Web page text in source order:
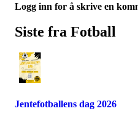
Logg inn for å skrive en
Siste fra Fotball
Jentefotballens dag 2026